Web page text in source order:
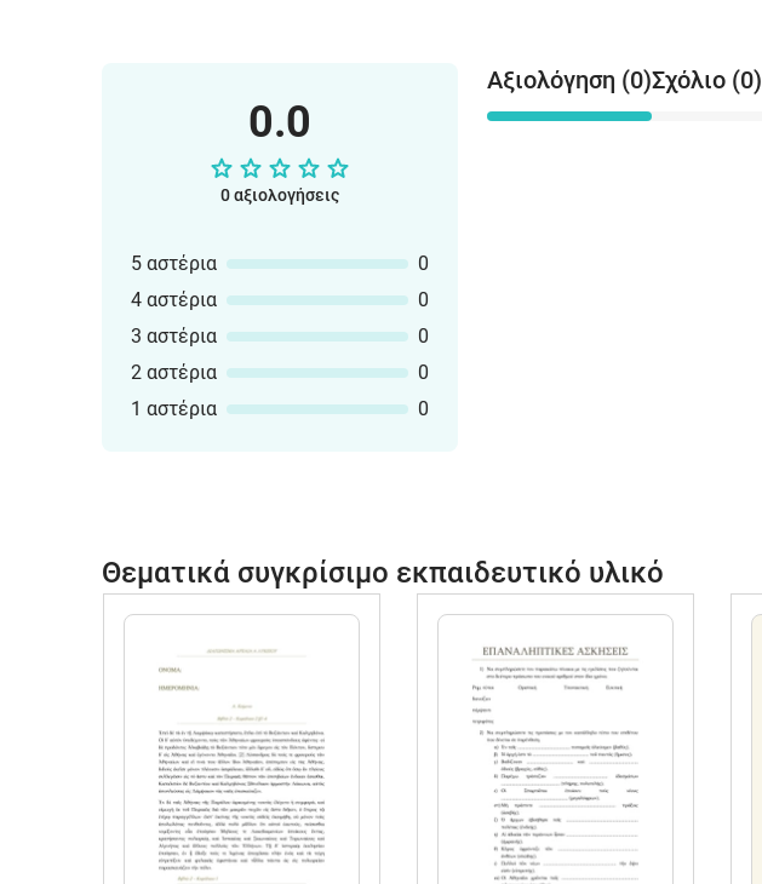
0.0
0 αξιολογήσεις
5 αστέρια
0
4 αστέρια
0
3 αστέρια
0
2 αστέρια
0
1 αστέρια
0
Αξιολόγηση (0)Σχόλιο (0)
Θεματικά συγκρίσιμο εκπαιδευτικό υλικό